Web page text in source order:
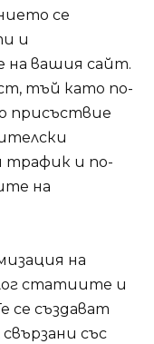
се
и
на вашия сайт.
тъй като по-
присъствие
трафик и по-
на
на
статиите и
се създават
със